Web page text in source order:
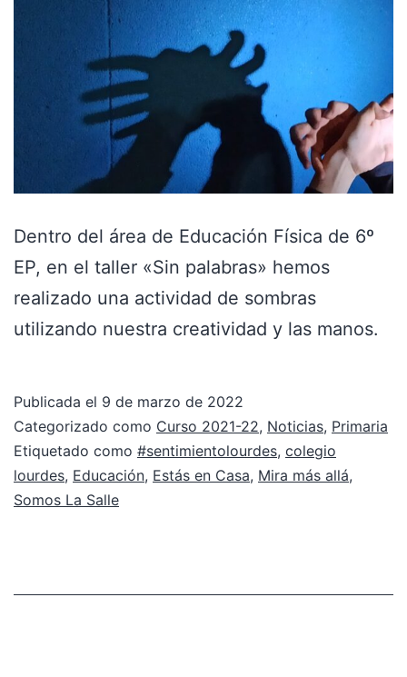
Dentro del área de Educación Física de 6º
EP, en el taller «Sin palabras» hemos
realizado una actividad de sombras
utilizando nuestra creatividad y las manos.
Publicada el 9 de marzo de 2022
Categorizado como Curso 2021-22, Noticias, Primaria
Etiquetado como #sentimientolourdes, colegio
lourdes, Educación, Estás en Casa, Mira más allá,
Somos La Salle